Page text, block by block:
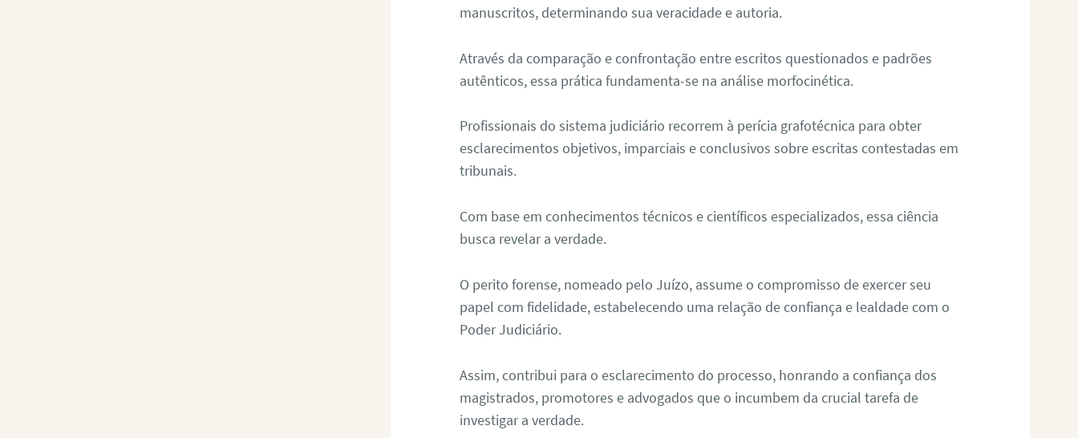
manuscritos, determinando sua veracidade e autoria.
Através da comparação e confrontação entre escritos questionados e padrões
autênticos, essa prática fundamenta-se na análise morfocinética.
Profissionais do sistema judiciário recorrem à perícia grafotécnica para obter
esclarecimentos objetivos, imparciais e conclusivos sobre escritas contestadas em
tribunais.
Com base em conhecimentos técnicos e científicos especializados, essa ciência
busca revelar a verdade.
O perito forense, nomeado pelo Juízo, assume o compromisso de exercer seu
papel com fidelidade, estabelecendo uma relação de confiança e lealdade com o
Poder Judiciário.
Assim, contribui para o esclarecimento do processo, honrando a confiança dos
magistrados, promotores e advogados que o incumbem da crucial tarefa de
investigar a verdade.